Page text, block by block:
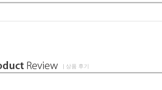
| 상품 후기